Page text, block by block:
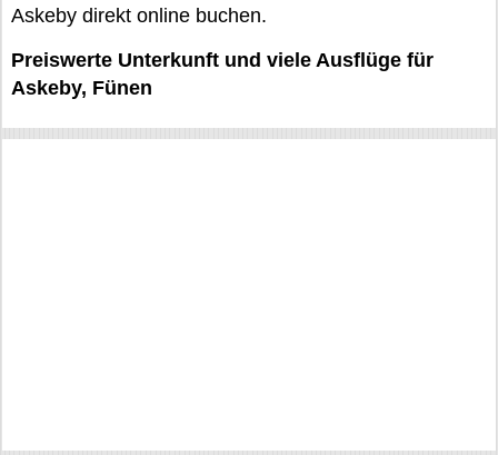
Askeby direkt online buchen.
Preiswerte Unterkunft und viele Ausflüge für
Askeby, Fünen